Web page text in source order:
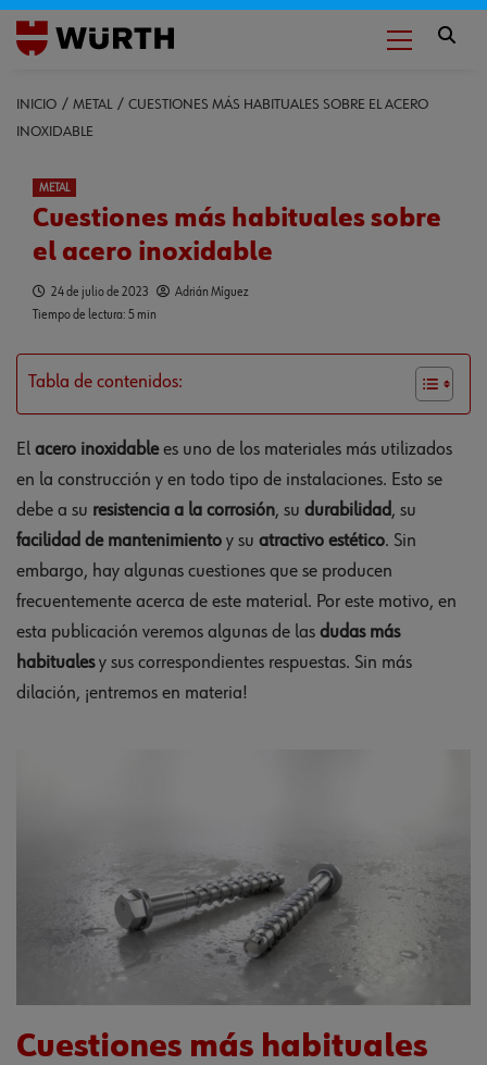
INICIO METAL
CUESTIONES MÁS HABITUALES SOBRE EL ACERO
INOXIDABLE
METAL
Cuestiones más habituales sobre
el acero inoxidable
24 de julio de 2023
Adrián Míguez
Tiempo de lectura: 5 min
Tabla de contenidos:
El acero inoxidablees uno de los materiales más utilizados
en la construcción y en todo tipo de instalaciones. Esto se
debe a su resistencia a la corrosión, su durabilidad, su
facilidad de mantenimiento y su atractivo estético. Sin
embargo, hay algunas cuestiones que se producen
frecuentemente acerca de este material. Por este motivo, en
esta publicación veremos algunas de las dudas más
habitualesy sus correspondientes respuestas. Sin más
dilación, ¡entremos en materia!
Cuestiones más habituales